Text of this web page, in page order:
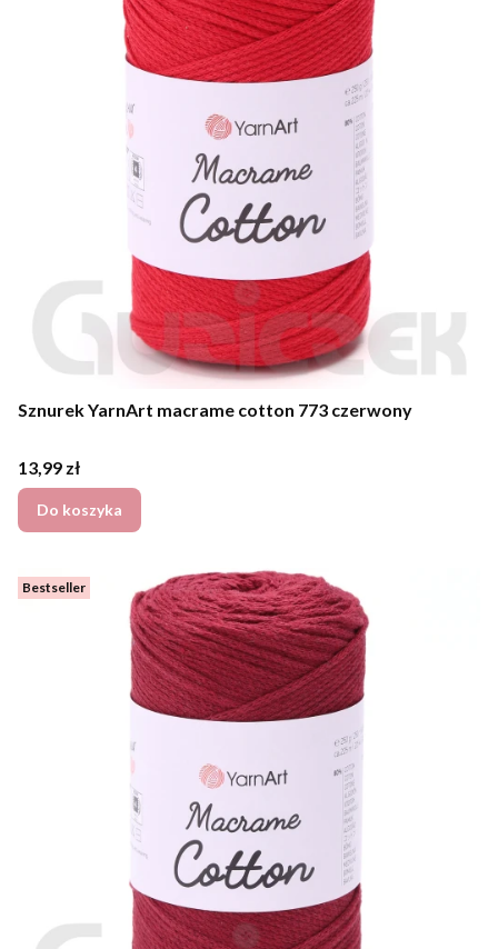
Sznurek YarnArt macrame cotton 773 czerwony
Cena
13,99 zł
Do koszyka
Bestseller